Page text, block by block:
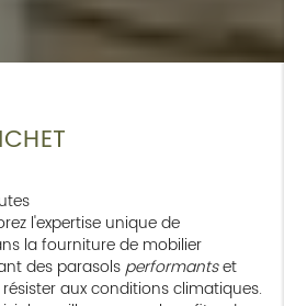
l'expertise unique de
la fourniture de mobilier
des parasolsperformantset
aux conditions climatiques.